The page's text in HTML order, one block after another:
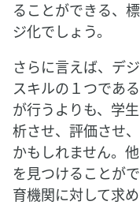
ることができる、
ジ化でしょう。
さらに言えば、デ
スキルの１つであ
が行うよりも、学
析させ、評価させ
かもしれません。
を見つけることが
育機関に対して求